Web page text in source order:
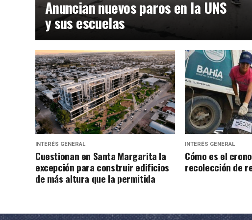
Anuncian nuevos paros en la UNS
y sus escuelas
INTERÉS GENERAL
Cuestionan en Santa Margarita la
excepción para construir edificios
de más altura que la permitida
INTERÉS GENERAL
Cómo es el
recolección de